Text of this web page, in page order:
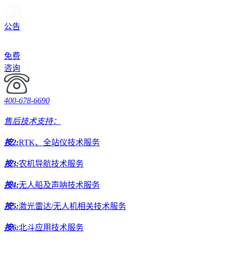
公告
免费
咨询
400-678-6690
售后技术支持：
按2:RTK、全站仪技术服务
按3:农机导航技术服务
按4:无人船及声呐技术服务
按5:激光雷达/无人机相关技术服务
按6:北斗应用技术服务